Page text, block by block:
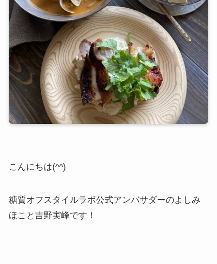
こんにちは(^^)
糖質オフスタイルラボ公式アンバサダーのよしみ
ほこと吉野実峰です！